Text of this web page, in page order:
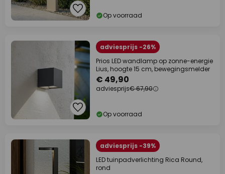
Op voorraad
adviesprijs -26%
Prios LED wandlamp op zonne-energie
Lius, hoogte 15 cm, bewegingsmelder
€ 49,90
adviesprijs€ 67,90
Op voorraad
adviesprijs -39%
LED tuinpadverlichting Rica Round,
rond